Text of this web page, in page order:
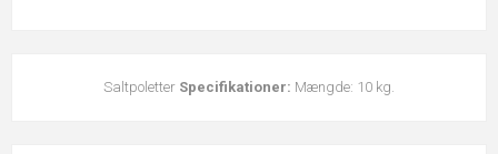
Saltpoletter Specifikationer: Mængde: 10 kg.